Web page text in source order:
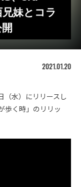
妹とコラ
2021.01.20
（水）にリリースし
歩く時」のリリッ